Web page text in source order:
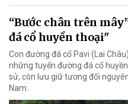
“Bước chân trên
đá cổ huyền thoại"
Con đường đá cổ Pavi (Lai
những tuyến đường đá cổ
sử, còn lưu giữ tương đối
Nam.